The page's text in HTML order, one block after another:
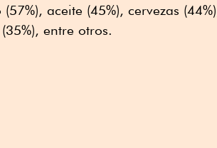
aceite (45%), cervezas
entre otros.